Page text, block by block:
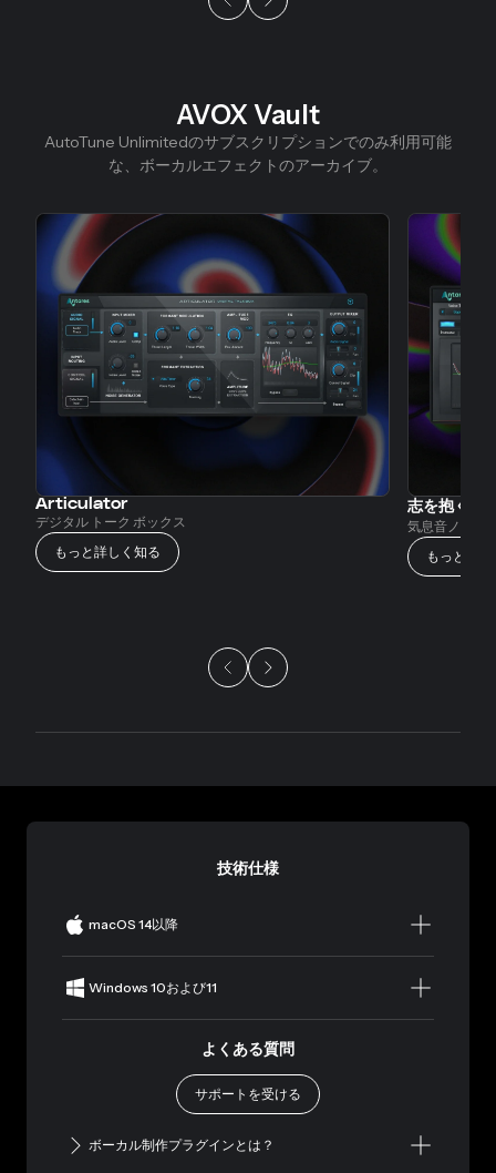
AVOX Vault
AutoTune Unlimitedのサブスクリプションでのみ利用可能
な、ボーカルエフェクトのアーカイブ。
Articulator
デジタル トーク ボックス
もっと詳しく知る
志を抱く
気息音ノイズ
もっと詳
技術仕様
macOS 14以降
Windows 10および11
よくある質問
サポートを受ける
ボーカル制作プラグインとは？